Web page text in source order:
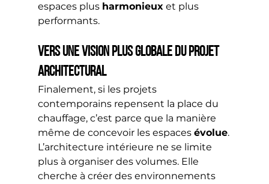
espaces plus harmonieux et plus
performants.
Vers une vision plus globale du projet
architectural
Finalement, si les projets
contemporains repensent la place du
chauffage, c’est parce que la manière
même de concevoir les espaces évolue.
L’architecture intérieure ne se limite
plus à organiser des volumes. Elle
cherche à créer des environnements